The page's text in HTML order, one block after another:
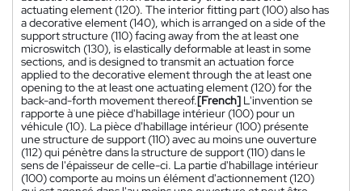
actuating element (120). The interior fitting part (100) also has
a decorative element (140), which is arranged on a side of the
support structure (110) facing away from the at least one
microswitch (130), is elastically deformable at least in some
sections, and is designed to transmit an actuation force
applied to the decorative element through the at least one
opening to the at least one actuating element (120) for the
back-and-forth movement thereof.[French] L'invention se
rapporte à une pièce d'habillage intérieur (100) pour un
véhicule (10). La pièce d'habillage intérieur (100) présente
une structure de support (110) avec au moins une ouverture
(112) qui pénètre dans la structure de support (110) dans le
sens de l'épaisseur de celle-ci. La partie d'habillage intérieur
(100) comporte au moins un élément d'actionnement (120)